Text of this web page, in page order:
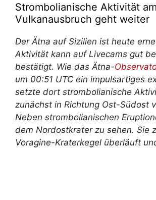
Strombolianische Aktivität
Vulkanausbruch geht weiter
Der Ätna auf Sizilien ist heute
Aktivität kann auf Livecams gut
bestätigt. Wie das Ätna-
um 00:51 UTC ein impulsartiges
setzte dort strombolianische
zunächst in Richtung Ost-Südost
Neben strombolianischen
dem Nordostkrater zu sehen. Sie
Voragine-Kraterkegel überläuft